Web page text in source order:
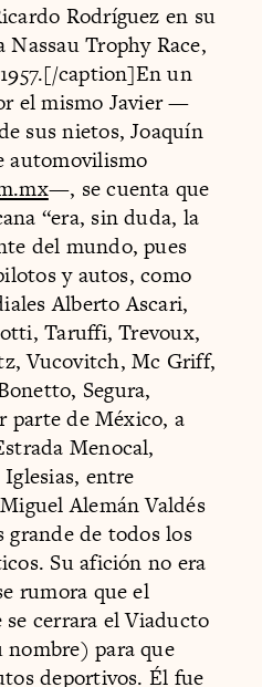
Rodríguez en su
Nassau Trophy Race,
caption]En un
el mismo Javier —
sus nietos, Joaquín
automovilismo
—, se cuenta que
“era, sin duda, la
del mundo, pues
y autos, como
Alberto Ascari,
Taruffi, Trevoux,
Vucovitch, Mc Griff,
Segura,
de México, a
Menocal,
entre
Alemán Valdés
grande de todos los
Su afición no era
rumora que el
cerrara el Viaducto
nombre) para que
deportivos. Él fue